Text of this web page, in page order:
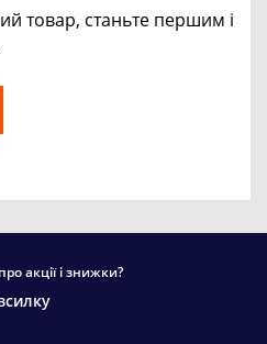
товар, станьте першим і
акції і знижки?